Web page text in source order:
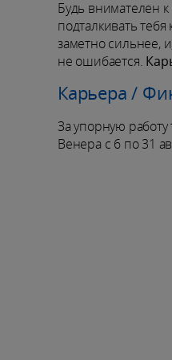
Будь внимателен
подталкивать
заметно сильнее,
не ошибается.
Карьера /
За упорную
Венера с 6 по 31